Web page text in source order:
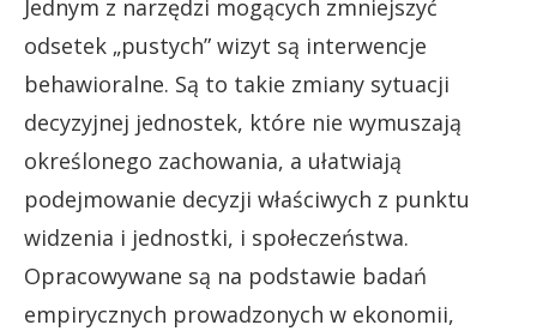
Jednym z narzędzi mogących zmniejszyć
odsetek „pustych” wizyt są interwencje
behawioralne. Są to takie zmiany sytuacji
decyzyjnej jednostek, które nie wymuszają
określonego zachowania, a ułatwiają
podejmowanie decyzji właściwych z punktu
widzenia i jednostki, i społeczeństwa.
Opracowywane są na podstawie badań
empirycznych prowadzonych w ekonomii,